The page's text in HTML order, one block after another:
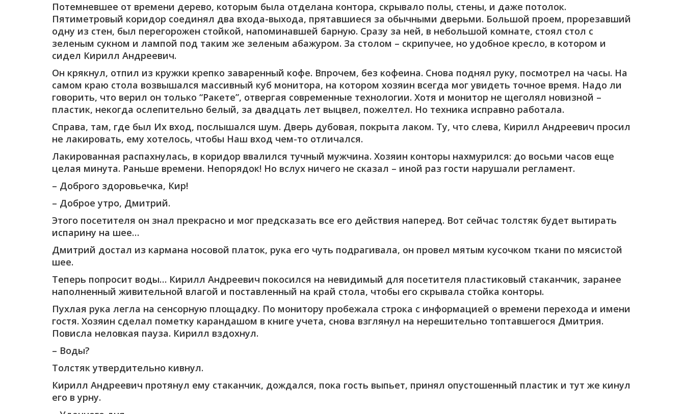
Потемневшее от времени дерево, которым была отделана контора, скрывало полы, стены, и даже потолок.
Пятиметровый коридор соединял два входа-выхода, прятавшиеся за обычными дверьми. Большой проем, прорезавший
одну из стен, был перегорожен стойкой, напоминавшей барную. Сразу за ней, в небольшой комнате, стоял стол с
зеленым сукном и лампой под таким же зеленым абажуром. За столом – скрипучее, но удобное кресло, в котором и
сидел Кирилл Андреевич.
Он крякнул, отпил из кружки крепко заваренный кофе. Впрочем, без кофеина. Снова поднял руку, посмотрел на часы. На
самом краю стола возвышался массивный куб монитора, на котором хозяин всегда мог увидеть точное время. Надо ли
говорить, что верил он только “Ракете”, отвергая современные технологии. Хотя и монитор не щеголял новизной –
пластик, некогда ослепительно белый, за двадцать лет выцвел, пожелтел. Но техника исправно работала.
Справа, там, где был Их вход, послышался шум. Дверь дубовая, покрыта лаком. Ту, что слева, Кирилл Андреевич просил
не лакировать, ему хотелось, чтобы Наш вход чем-то отличался.
Лакированная распахнулась, в коридор ввалился тучный мужчина. Хозяин конторы нахмурился: до восьми часов еще
целая минута. Раньше времени. Непорядок! Но вслух ничего не сказал – иной раз гости нарушали регламент.
– Доброго здоровьечка, Кир!
– Доброе утро, Дмитрий.
Этого посетителя он знал прекрасно и мог предсказать все его действия наперед. Вот сейчас толстяк будет вытирать
испарину на шее…
Дмитрий достал из кармана носовой платок, рука его чуть подрагивала, он провел мятым кусочком ткани по мясистой
шее.
Теперь попросит воды… Кирилл Андреевич покосился на невидимый для посетителя пластиковый стаканчик, заранее
наполненный живительной влагой и поставленный на край стола, чтобы его скрывала стойка конторы.
Пухлая рука легла на сенсорную площадку. По монитору пробежала строка с информацией о времени перехода и имени
гостя. Хозяин сделал пометку карандашом в книге учета, снова взглянул на нерешительно топтавшегося Дмитрия.
Повисла неловкая пауза. Кирилл вздохнул.
– Воды?
Толстяк утвердительно кивнул.
Кирилл Андреевич протянул ему стаканчик, дождался, пока гость выпьет, принял опустошенный пластик и тут же кинул
его в урну.